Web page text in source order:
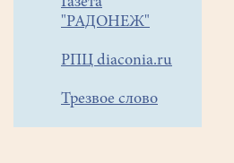
"РАДОНЕЖ"
РПЦ diaconia.ru
Трезвое слово